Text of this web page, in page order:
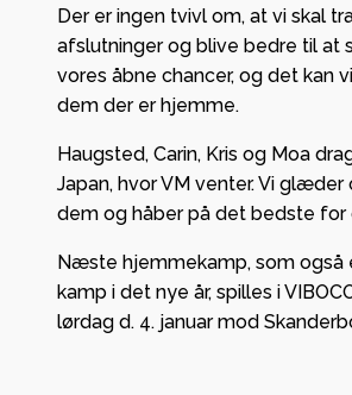
Der er ingen tvivl om, at vi skal
afslutninger og blive bedre til at
vores åbne chancer, og det kan
dem der er hjemme.
Haugsted, Carin, Kris og Moa
Japan, hvor VM venter. Vi
dem og håber på det bedste for
Næste hjemmekamp, som også
kamp i det nye år, spilles i
lørdag d. 4. januar mod